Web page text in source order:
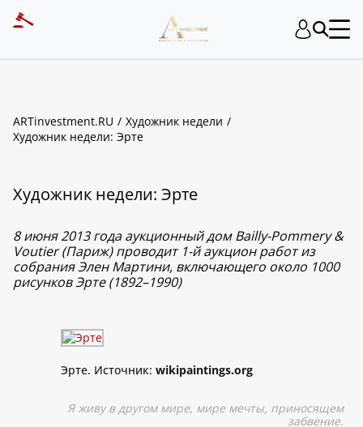
ARTinvestment.RU
Художник недели
Художник недели: Эрте
Художник недели: Эрте
8 июня 2013 года аукционный дом Bailly-Pommery &
Voutier (Париж) проводит 1-й аукцион работ из
собрания Элен Мартини, включающего около 1000
рисунков Эрте (1892–1990)
Эрте. Источник: wikipaintings.org
Я живу в другом мире, мире мечты, приносящем
забвение.